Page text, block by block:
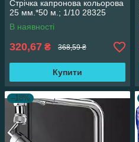
Стрічка капронова кольорова
25 мм.*50 м.; 1/10 28325
В наявності
320,67 ₴ 368,59 ₴
Купити
–18%